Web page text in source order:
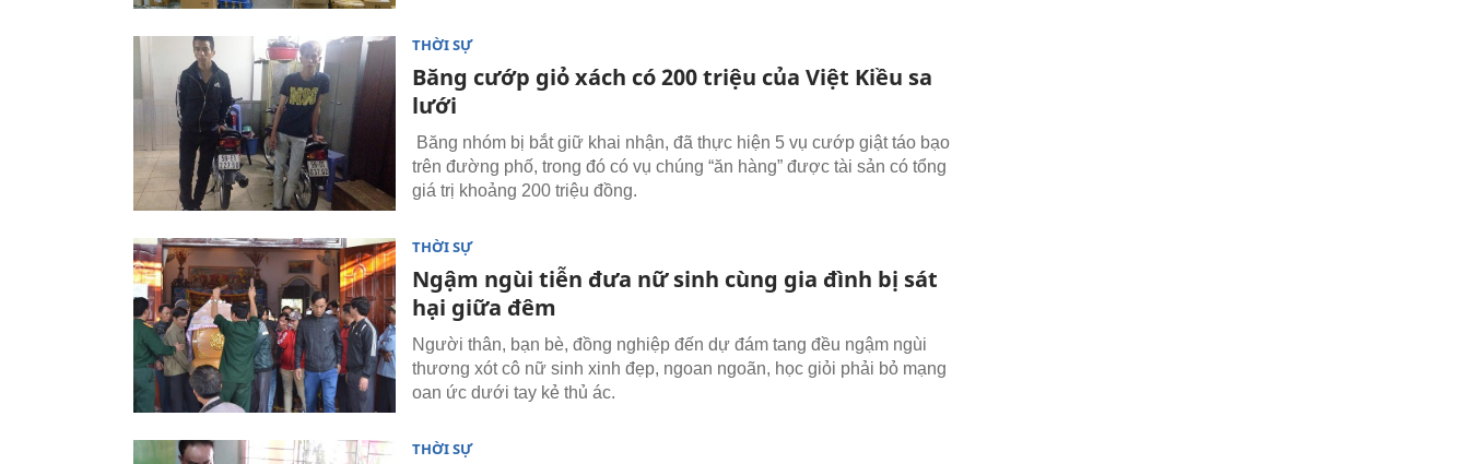
THỜI SỰ
Băng cướp giỏ xách có 200 triệu của Việt Kiều sa
lưới
Băng nhóm bị bắt giữ khai nhận, đã thực hiện 5 vụ cướp giật táo bạo
trên đường phố, trong đó có vụ chúng “ăn hàng” được tài sản có tổng
giá trị khoảng 200 triệu đồng.
THỜI SỰ
Ngậm ngùi tiễn đưa nữ sinh cùng gia đình bị sát
hại giữa đêm
Người thân, bạn bè, đồng nghiệp đến dự đám tang đều ngậm ngùi
thương xót cô nữ sinh xinh đẹp, ngoan ngoãn, học giỏi phải bỏ mạng
oan ức dưới tay kẻ thủ ác.
THỜI SỰ